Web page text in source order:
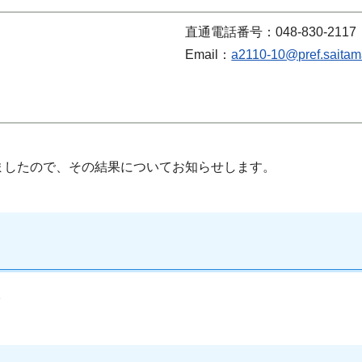
直通電話番号：048-830-2117
Email：a2110-
たので、その結果についてお知らせします。